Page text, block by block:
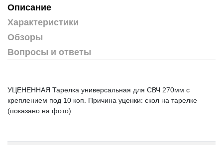
Описание
Характеристики
Обзоры
Вопросы и ответы
УЦЕНЕННАЯ Тарелка универсальная для СВЧ 270мм с
креплением под 10 коп. Причина уценки: скол на тарелке
(показано на фото)